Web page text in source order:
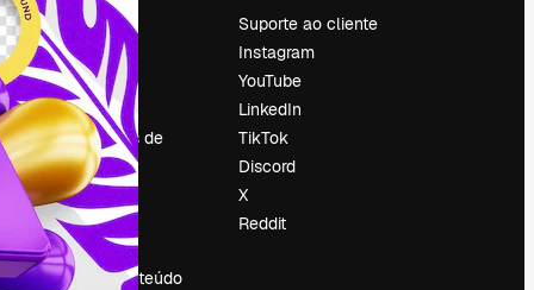
Preços
Sobre nós
Reviews
Emprego
Tendências de
pesquisa
Blog
Eventos
Slidesgo
Vender conteúdo
Suporte ao cliente
Instagram
YouTube
LinkedIn
TikTok
Discord
X
Reddit